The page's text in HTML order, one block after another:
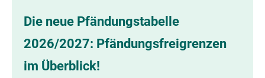
Die neue Pfändungstabelle
2026/2027: Pfändungsfreigrenzen
im Überblick!